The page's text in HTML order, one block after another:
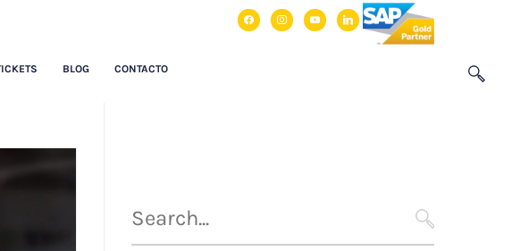
facebookinstagram
youtubelinkedin
BLOG CONTACTO
para
SEARCH